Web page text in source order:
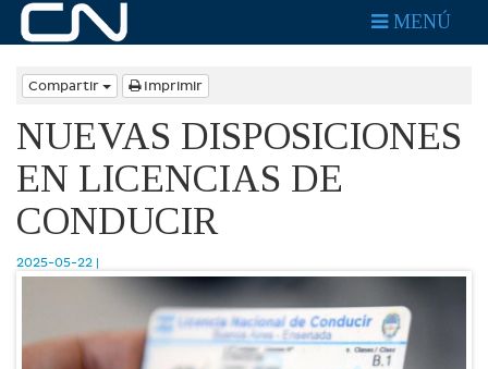
MENÚ
Compartir Imprimir
NUEVAS DISPOSICIONES
EN LICENCIAS DE
CONDUCIR
2025-05-22 |